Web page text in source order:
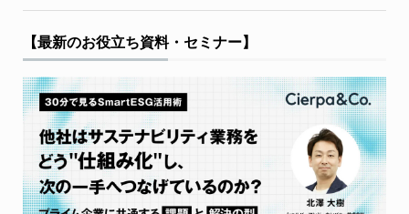
【最新のお役立ち資料・セミナー】